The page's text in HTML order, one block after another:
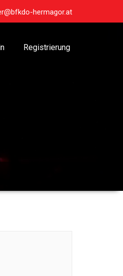
hermagor.at
Registrierung